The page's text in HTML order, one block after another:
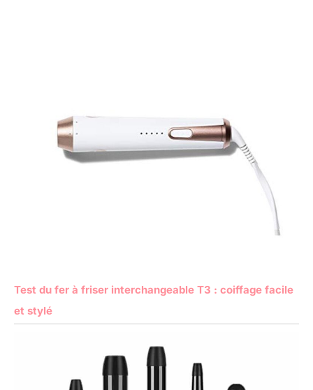
Test du fer à friser interchangeable T3 : coiffage facile
et stylé